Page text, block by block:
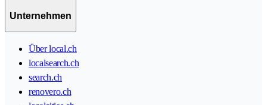
Unternehmen
Über local.ch
localsearch.ch
search.ch
renovero.ch